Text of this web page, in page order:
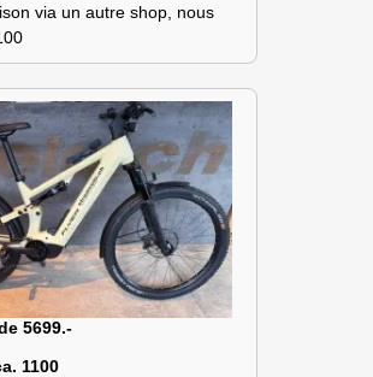
via un autre shop, nous
5699.-
1100